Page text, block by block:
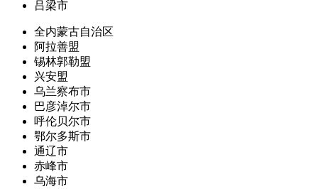
吕梁市
全内蒙古自治区
阿拉善盟
锡林郭勒盟
兴安盟
乌兰察布市
巴彦淖尔市
呼伦贝尔市
鄂尔多斯市
通辽市
赤峰市
乌海市